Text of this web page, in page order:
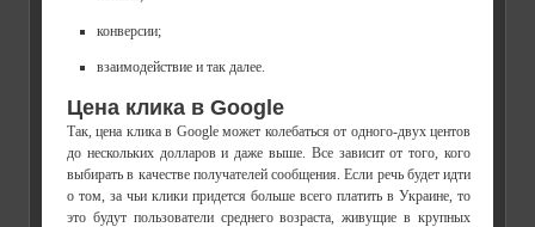
конверсии;
взаимодействие и так далее.
Цена клика в Google
Так, цена клика в Google может колебаться от одного-двух центов
до нескольких долларов и даже выше. Все зависит от того, кого
выбирать в качестве получателей сообщения. Если речь будет идти
о том, за чьи клики придется больше всего платить в Украине, то
это будут пользователи среднего возраста, живущие в крупных